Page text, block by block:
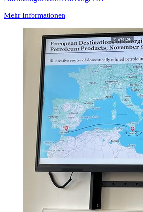
Mehr Informationen